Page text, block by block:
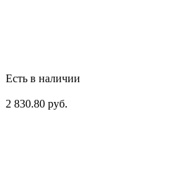
Есть в наличии
2 830.80 руб.